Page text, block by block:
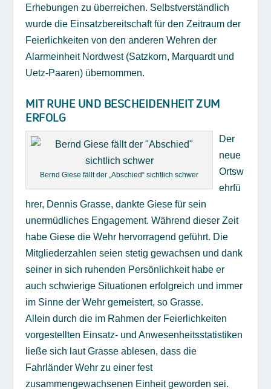
Erhebungen zu überreichen. Selbstverständlich
wurde die Einsatzbereitschaft für den Zeitraum der
Feierlichkeiten von den anderen Wehren der
Alarmeinheit Nordwest (Satzkorn, Marquardt und
Uetz-Paaren) übernommen.
MIT RUHE UND BESCHEIDENHEIT ZUM
ERFOLG
Bernd Giese fällt der „Abschied“ sichtlich schwer
Der
neue
Ortsw
ehrfü
hrer, Dennis Grasse, dankte Giese für sein
unermüdliches Engagement. Während dieser Zeit
habe Giese die Wehr hervorragend geführt. Die
Mitgliederzahlen seien stetig gewachsen und dank
seiner in sich ruhenden Persönlichkeit habe er
auch schwierige Situationen erfolgreich und immer
im Sinne der Wehr gemeistert, so Grasse.
Allein durch die im Rahmen der Feierlichkeiten
vorgestellten Einsatz- und Anwesenheitsstatistiken
ließe sich laut Grasse ablesen, dass die
Fahrländer Wehr zu einer fest
zusammengewachsenen Einheit geworden sei.